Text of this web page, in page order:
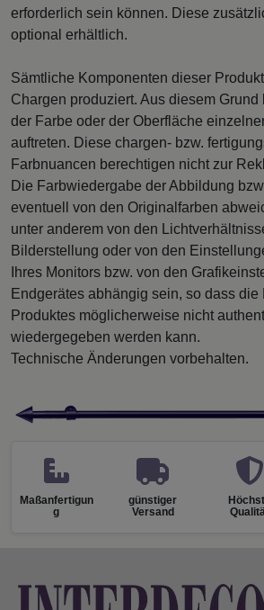
erforderlich sein können. Diese
optional erhältlich.
Sämtliche Komponenten dieser
Chargen produziert. Aus diesem
der Farbe oder der Oberfläche
auftreten. Diese chargen- bzw.
Farbnuancen berechtigen nicht zur
Die Farbwiedergabe der Abbildung
eventuell von den Originalfarben
unter anderem von den
Bilderstellung oder von den
Ihres Monitors bzw. von den
Endgerätes abhängig sein, so dass die
Produktes möglicherweise nicht
wiedergegeben werden kann.
Technische Änderungen vorbehalten.
Maßanfertigun
g
günstiger
Versand